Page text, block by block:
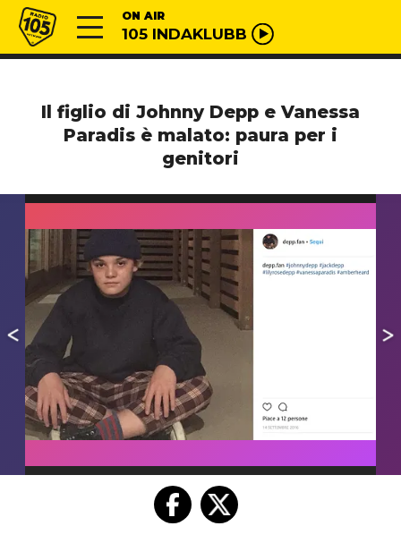
Vai al contenuto
Radio 105 ON AIR
105 INDAKLUBB
Il figlio di Johnny Depp e Vanessa
Paradis è malato: paura per i
genitori